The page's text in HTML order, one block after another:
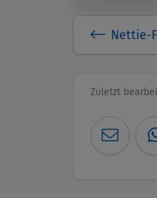
Nettie-
Zuletzt